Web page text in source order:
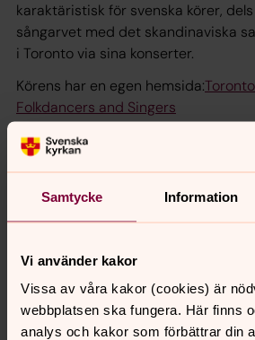
Samtycke Information
Vi använder kakor
Vissa av våra kakor (cookies) är
webbplatsen ska fungera. Här finns
analys och kakor som förbättrar din
karaktäristisk för svenska körer,
sångarvet med det skandinaviska
i Toronto via sina konserter.
Körens har en egen hemsida:
Folkdancers and Singers
Senast ändrad 24 april 2016
innehåll?
toronto@svenskakyrkan.se
Dela